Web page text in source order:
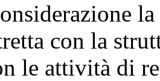
con la
le attività di